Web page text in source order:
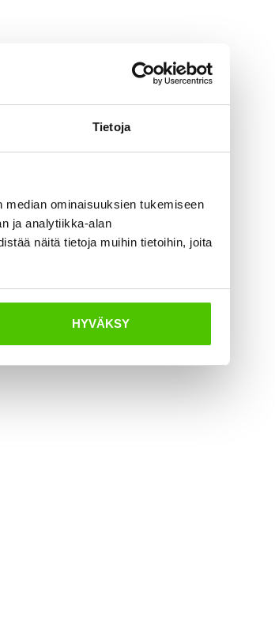
Tietoja
ominaisuuksien tukemiseen
ja analytiikka-alan
näitä tietoja muihin tietoihin, joita
HYVÄKSY